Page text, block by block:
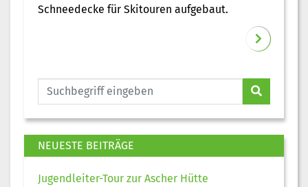
Schneedecke für Skitouren aufgebaut.
NEUESTE BEITRÄGE
Jugendleiter-Tour zur Ascher Hütte